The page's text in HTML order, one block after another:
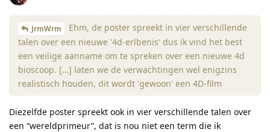
JrmWrm
Ehm, de poster spreekt in vier verschillende
talen over een nieuwe '4d-erlbenis' dus ik vind het best
een veilige aanname om te spreken over een nieuwe 4d
bioscoop. […] laten we de verwachtingen wel enigzins
realistisch houden, dit wordt 'gewoon' een 4D-film
Diezelfde poster spreekt ook in vier verschillende talen over
een “wereldprimeur”, dat is nou niet een term die ik